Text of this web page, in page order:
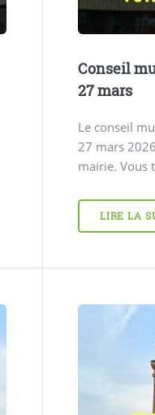
Conseil
27 mars
Le conseil
27 mars
mairie. Vous
LIRE LA